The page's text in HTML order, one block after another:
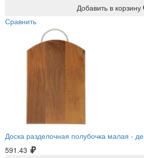
Добавить в корзину
Сравнить
Доска разделочная полубочка малая -
591.43